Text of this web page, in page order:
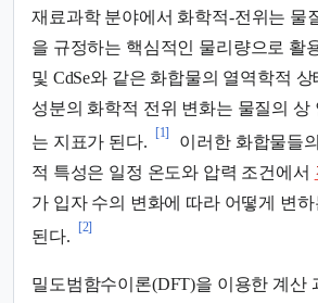
재료과학 분야에서 화학적-전위는 물
을 규정하는 핵심적인 물리량으로 활
및 CdSe와 같은 화합물의 열역학적
성분의 화학적 전위 변화는 물질의 상
는 지표가 된다.
[1]
이러한 화합물들
적 특성은 일정 온도와 압력 조건에서
가 입자 수의 변화에 따라 어떻게 변하
된다.
[2]
밀도범함수이론(DFT)을 이용한 계산